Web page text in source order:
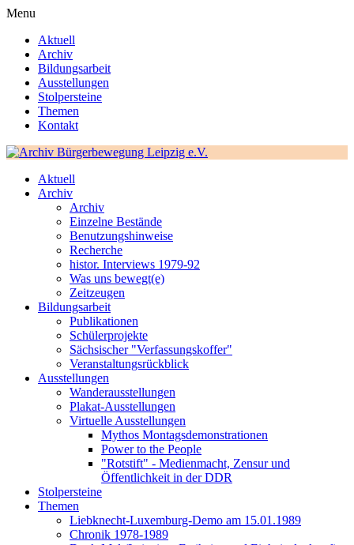
Menu
Aktuell
Archiv
Bildungsarbeit
Ausstellungen
Stolpersteine
Themen
Kontakt
Aktuell
Archiv
Archiv
Einzelne Bestände
Benutzungshinweise
Recherche
histor. Interviews 1979-92
Was uns bewegt(e)
Zeitzeugen
Bildungsarbeit
Publikationen
Schülerprojekte
Sächsischer "Verfassungskoffer"
Veranstaltungsrückblick
Ausstellungen
Wanderausstellungen
Plakat-Ausstellungen
Virtuelle Ausstellungen
Mythos Montagsdemonstrationen
Power to the People
"Rotstift" - Medienmacht, Zensur und
Öffentlichkeit in der DDR
Stolpersteine
Themen
Liebknecht-Luxemburg-Demo am 15.01.1989
Chronik 1978-1989